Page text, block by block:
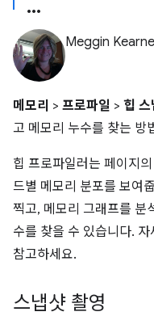
Meggin
메모리 > 프로파일 > 힙 스
고 메모리 누수를 찾는 방
힙 프로파일러는 페이지
드별 메모리 분포를 보여
찍고, 메모리 그래프를 분
수를 찾을 수 있습니다. 자
참고하세요.
스냅샷 촬영